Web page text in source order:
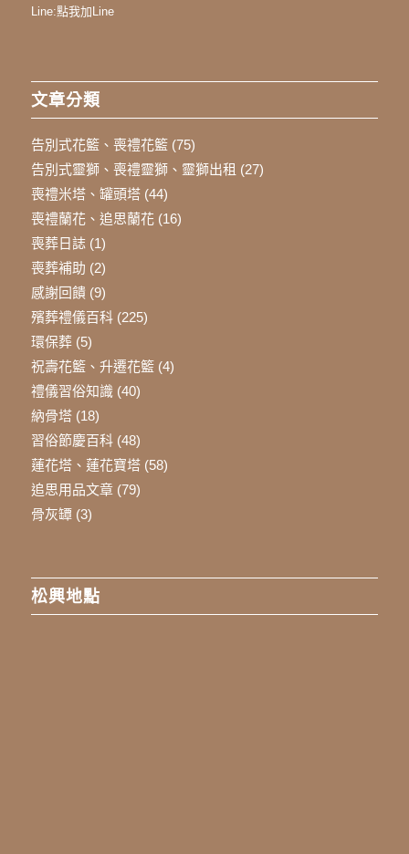
Line:點我加Line
文章分類
告別式花籃、喪禮花籃(75)
告別式靈獅、喪禮靈獅、靈獅出租 (27)
喪禮米塔、罐頭塔(44)
喪禮蘭花、追思蘭花(16)
喪葬日誌(1)
喪葬補助 (2)
感謝回饋(9)
殯葬禮儀百科(225)
環保葬(5)
祝壽花籃、升遷花籃(4)
禮儀習俗知識(40)
納骨塔(18)
習俗節慶百科(48)
蓮花塔、蓮花寶塔(58)
追思用品文章(79)
骨灰罈(3)
松興地點